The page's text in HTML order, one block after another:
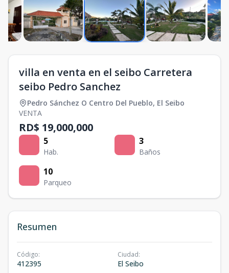
villa en venta en el seibo Carretera
seibo Pedro Sanchez
Pedro Sánchez O Centro Del Pueblo, El Seibo
VENTA
RD$ 19,000,000
5
Hab.
3
Baños
10
Parqueo
Resumen
Código:
412395
Ciudad:
El Seibo